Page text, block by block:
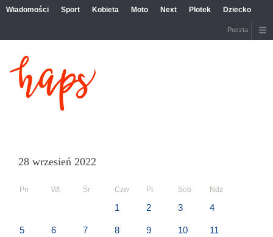
Wiadomości Sport Kobieta Moto Next Plotek Dziecko
Poczta
28 wrzesień 2022
Pn Wt Śr Czw Pt Sob Ndz
1 2 3 4
5 6 7 8 9 10 11